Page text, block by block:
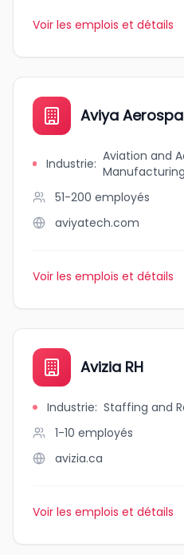
Voir les emplois et détails
Aviya
Industrie: Aviation and
Manufacturing
51-200 employés
aviyatech.com
Voir les emplois et détails
Avizia RH
Industrie: Staffing and
1-10 employés
avizia.ca
Voir les emplois et détails